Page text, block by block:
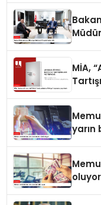
MİA,
yarın
oluyor